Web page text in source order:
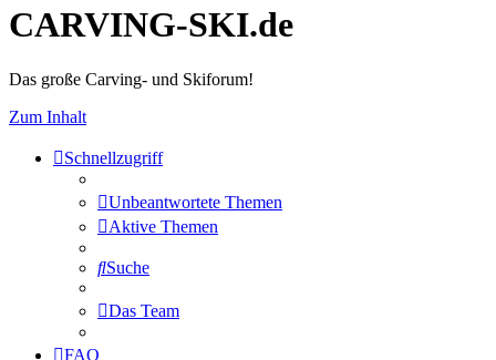
CARVING-SKI.de
Das große Carving- und Skiforum!
Zum Inhalt
Schnellzugriff
Unbeantwortete Themen
Aktive Themen
Suche
Das Team
FAQ